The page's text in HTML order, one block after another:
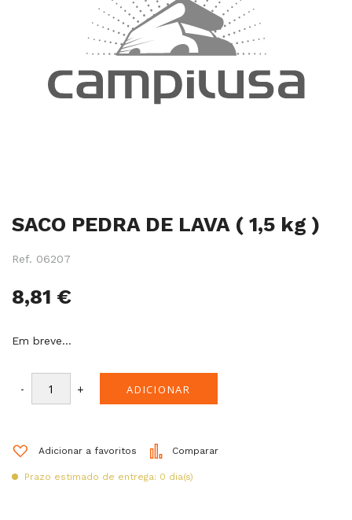
SACO PEDRA DE LAVA ( 1,5 kg )
Ref. 06207
8,81 €
Em breve…
- + ADICIONAR
Adicionar a favoritos Comparar
Prazo estimado de entrega: 0 dia(s)
para
início
de